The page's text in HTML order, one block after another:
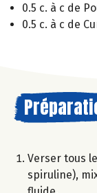
0.5 c. à c de
0.5 c. à c de
Verser tous
spiruline),